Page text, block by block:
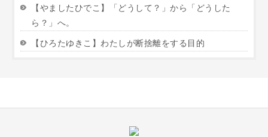
【やましたひでこ】「どうして？」から「どうした
ら？」へ。
【ひろたゆきこ】わたしが断捨離をする目的